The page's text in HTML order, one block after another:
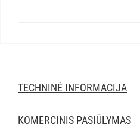
TECHNINĖ INFORMACIJA
KOMERCINIS PASIŪLYMAS